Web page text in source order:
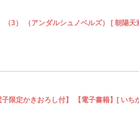
（3） （アンダルシュノベルズ） [ 朝陽天
限定かきおろし付】 【電子書籍】[ いち